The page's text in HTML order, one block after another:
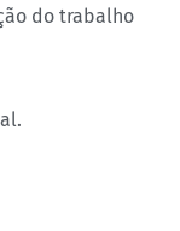
do trabalho